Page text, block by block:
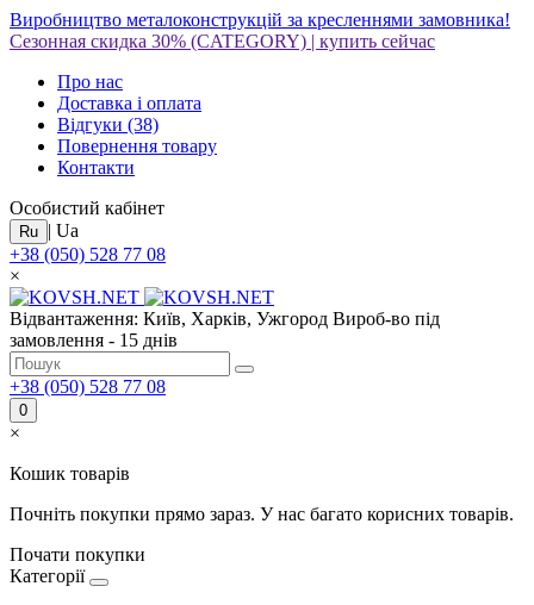
Виробництво металоконструкцій за кресленнями замовника!
Сезонная скидка 30% (CATEGORY) | купить сейчас
Про нас
Доставка і оплата
Відгуки (38)
Повернення товару
Контакти
Особистий кабінет
Ru | Ua
+38 (050) 528 77 08
×
Відвантаження: Київ, Харків, Ужгород Вироб-во під
замовлення - 15 днів
+38 (050) 528 77 08
0
×
Кошик товарів
Почніть покупки прямо зараз. У нас багато корисних товарів.
Почати покупки
Категорії